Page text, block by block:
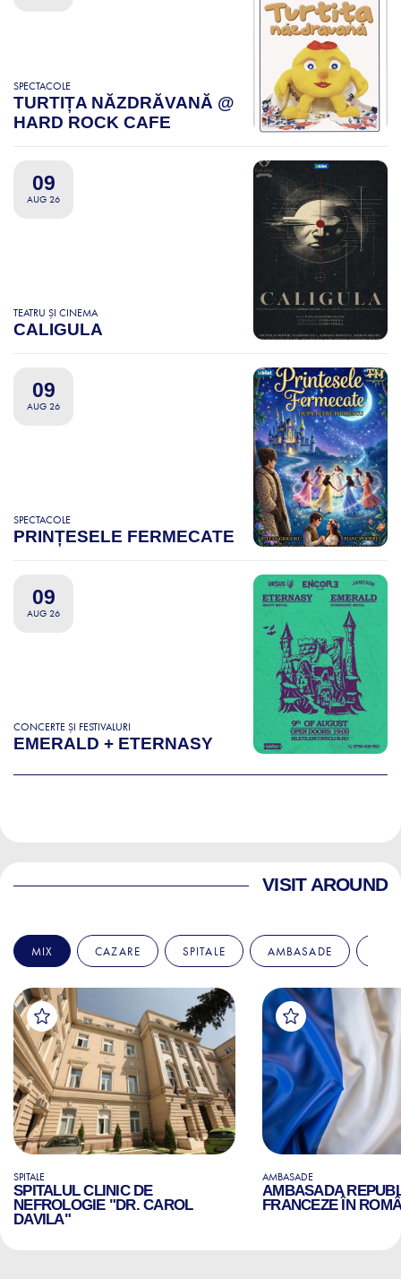
SPECTACOLE
TURTIȚA NĂZDRĂVANĂ @
HARD ROCK CAFE
09
AUG 26
TEATRU ȘI CINEMA
CALIGULA
09
AUG 26
SPECTACOLE
PRINȚESELE FERMECATE
09
AUG 26
CONCERTE ȘI FESTIVALURI
EMERALD + ETERNASY
VISIT AROUND
MIX CAZARE SPITALE AMBASADE
SPITALE
SPITALUL CLINIC DE
NEFROLOGIE "DR. CAROL
DAVILA"
AMBASADE
AMBASADA
FRANCEZE ÎN